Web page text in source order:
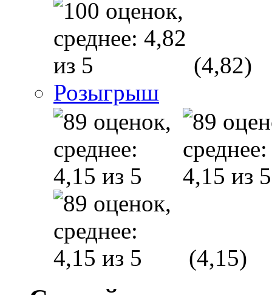
(4,82)
Розыгрыш
(4,15)